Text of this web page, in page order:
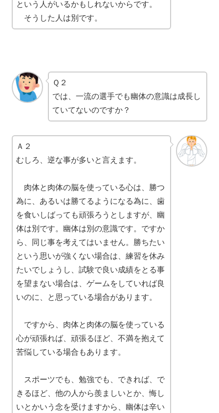
という人がいるかもしれないからです。
そうした人は別です。
Ｑ２
では、一流の選手でも幽体の意識は成長し
ていてないのですか？
Ａ２
むしろ、逆な事が多いと言えます。
肉体と肉体の脳を使っている心は、勝つ
為に、あるいは勝てるようになる為に、歯
を食いしばっても頑張ろうとしますが、幽
体は別です。幽体は別の意識です。ですか
ら、同じ事を考えてはいません。勝ちたい
という思いが強くない場合は、練習を休み
たいでしょうし、試験で良い成績をとる事
を望まない場合は、ゲームをしていれば良
いのに、と思っている場合があります。
ですから、肉体と肉体の脳を使っている
心が頑張れば、頑張るほど、不満を抱えて
苦悩している場合もあります。
スポーツでも、勉強でも、できれば、で
きるほど、他の人から羨ましいとか、悔し
いとかいう念を受けますから、幽体は辛い